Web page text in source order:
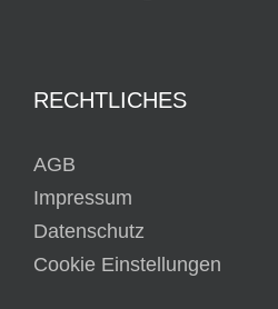
RECHTLICHES
AGB
Impressum
Datenschutz
Cookie Einstellungen